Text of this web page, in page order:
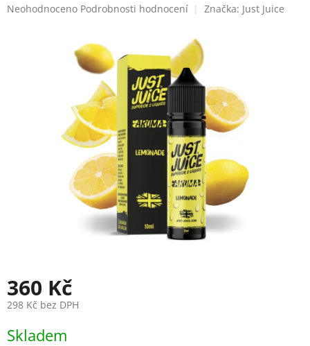
Průměrné
Neohodnoceno Podrobnosti hodnocení Značka: Just Juice
360 Kč
298 Kč bez DPH
cena:
Skladem